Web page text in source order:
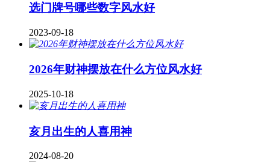
​选门牌号哪些数字风水好
2023-09-18
2026年财神摆放在什么方位风水好
2025-10-18
亥月出生的人喜用神
2024-08-20